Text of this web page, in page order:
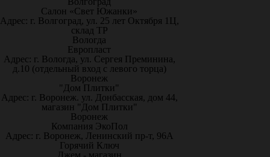
Салон «Свет Южанки»
Адрес: г. Волгоград, ул. 25 лет Октября 1Ц,
склад ТР
Вологда
Европласт
Адрес: г. Вологда, ул. Сергея Преминина,
д.10 (отдельный вход с левого торца)
Воронеж
"Дом Плитки"
Адрес: г. Воронеж. ул. Донбасская, дом 44,
магазин "Дом Плитки"
Воронеж
Компания ЭкоПол
Адрес: г. Воронеж, Ленинский пр-т, 96А
Горячий Ключ
Джем - магазин